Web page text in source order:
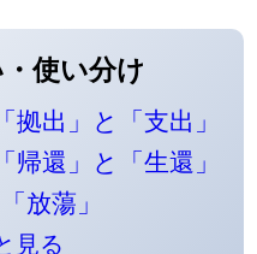
使い分け
「拠出」と「支出」
「帰還」と「生還」
放蕩」
見る